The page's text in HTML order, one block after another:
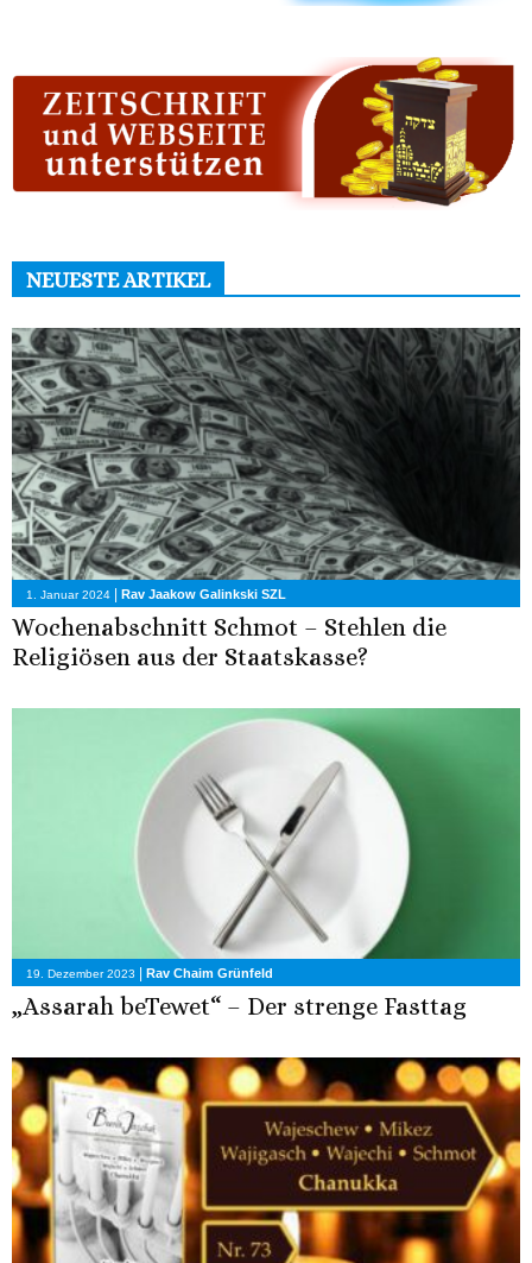
NEUESTE ARTIKEL
1. Januar 2024 | Rav Jaakow Galinkski SZL
Wochenabschnitt Schmot – Stehlen die
Religiösen aus der Staatskasse?
19. Dezember 2023 Rav Chaim Grünfeld
„Assarah beTewet“ – Der strenge Fasttag